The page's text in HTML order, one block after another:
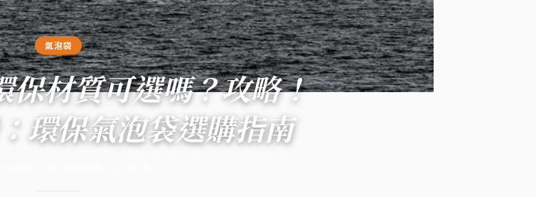
氣泡袋
保材質可選嗎？攻略！
環保氣泡袋選購指南